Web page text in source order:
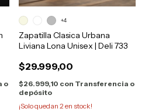
o
Zapatilla Clasica Urbana
Liviana Lona Unisex | Deli 733
$29.999,00
$26.999,10 con Transferencia o
depósito
¡Solo quedan 2en stock!
+4